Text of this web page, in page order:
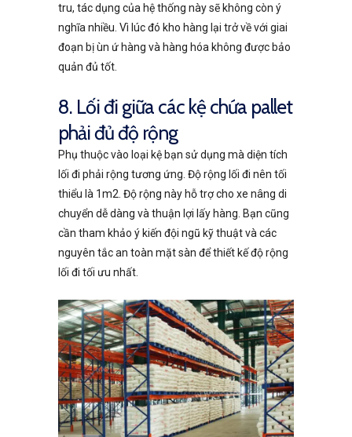
tru, tác dụng của hệ thống này sẽ không còn ý
nghĩa nhiều. Vì lúc đó kho hàng lại trở về với giai
đoạn bị ùn ứ hàng và hàng hóa không được bảo
quản đủ tốt.
8. Lối đi giữa các kệ chứa pallet
phải đủ độ rộng
Phụ thuộc vào loại kệ bạn sử dụng mà diện tích
lối đi phải rộng tương ứng. Độ rộng lối đi nên tối
thiểu là 1m2. Độ rộng này hỗ trợ cho xe nâng di
chuyển dễ dàng và thuận lợi lấy hàng. Bạn cũng
cần tham khảo ý kiến đội ngũ kỹ thuật và các
nguyên tắc an toàn mặt sàn để thiết kế độ rộng
lối đi tối ưu nhất.